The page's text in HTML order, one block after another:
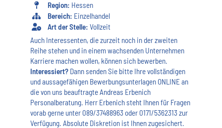
Region: Hessen
Bereich: Einzelhandel
Art der Stelle: Vollzeit
Auch Interessenten, die zurzeit noch in der zweiten
Reihe stehen und in einem wachsenden Unternehmen
Karriere machen wollen, können sich bewerben.
Interessiert? Dann senden Sie bitte Ihre vollständigen
und aussagefähigen Bewerbungsunterlagen ONLINE an
die von uns beauftragte Andreas Erbenich
Personalberatung. Herr Erbenich steht Ihnen für Fragen
vorab gerne unter 089/37488963 oder 0171/5362313 zur
Verfügung. Absolute Diskretion ist Ihnen zugesichert.